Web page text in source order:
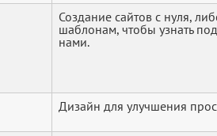
Создание сайтов с нуля,
шаблонам, чтобы узнать
нами.
Дизайн для улучшения